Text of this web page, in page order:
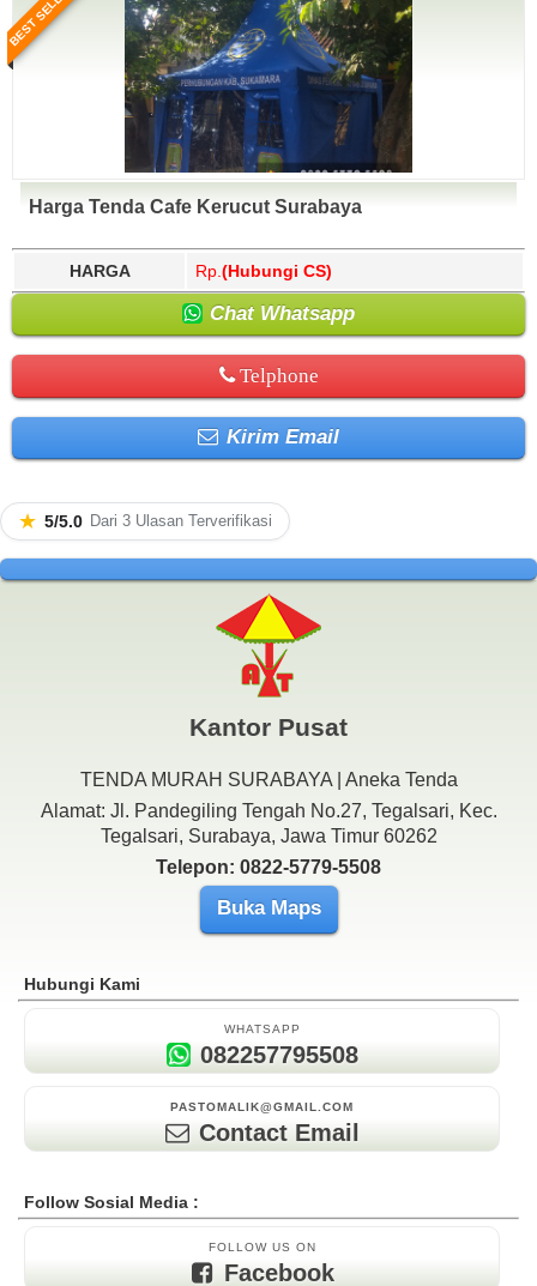
BEST SELLER
Harga Tenda Cafe Kerucut Surabaya
HARGA Rp. (Hubungi CS)
Chat Whatsapp
Telphone
Kirim Email
★ 5/5.0 Dari 3 Ulasan Terverifikasi
Kantor Pusat
TENDA MURAH SURABAYA | Aneka Tenda
Alamat: Jl. Pandegiling Tengah No.27, Tegalsari, Kec.
Tegalsari, Surabaya, Jawa Timur 60262
Telepon: 0822-5779-5508
Buka Maps
Hubungi Kami
WHATSAPP
082257795508
PASTOMALIK@GMAIL.COM
Contact Email
Follow Sosial Media :
FOLLOW US ON
Facebook